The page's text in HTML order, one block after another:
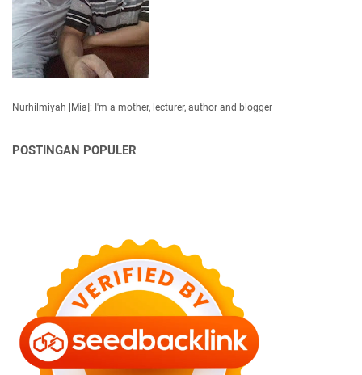
Nurhilmiyah [Mia]: I'm a mother, lecturer, author and blogger
POSTINGAN POPULER